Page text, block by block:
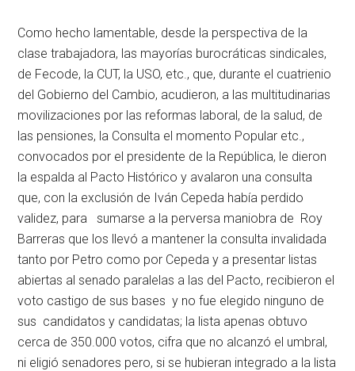
Como hecho lamentable, desde la perspectiva de la
clase trabajadora, las mayorías burocráticas sindicales,
de Fecode, la CUT, la USO, etc., que, durante el cuatrienio
del Gobierno del Cambio, acudieron, a las multitudinarias
movilizaciones por las reformas laboral, de la salud, de
las pensiones, la Consulta el momento Popular etc.,
convocados por el presidente de la República, le dieron
la espalda al Pacto Histórico y avalaron una consulta
que, con la exclusión de Iván Cepeda había perdido
validez, para sumarse a la perversa maniobra de Roy
Barreras que los llevó a mantener la consulta invalidada
tanto por Petro como por Cepeda y a presentar listas
abiertas al senado paralelas a las del Pacto, recibieron el
voto castigo de sus bases y no fue elegido ninguno de
sus candidatos y candidatas; la lista apenas obtuvo
cerca de 350.000 votos, cifra que no alcanzó el umbral,
ni eligió senadores pero, si se hubieran integrado a la lista